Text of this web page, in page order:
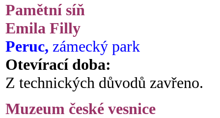
Pamětní síň
Emila Filly
Peruc, zámecký park
Otevírací doba:
Z technických důvodů zavřeno.
Muzeum české vesnice